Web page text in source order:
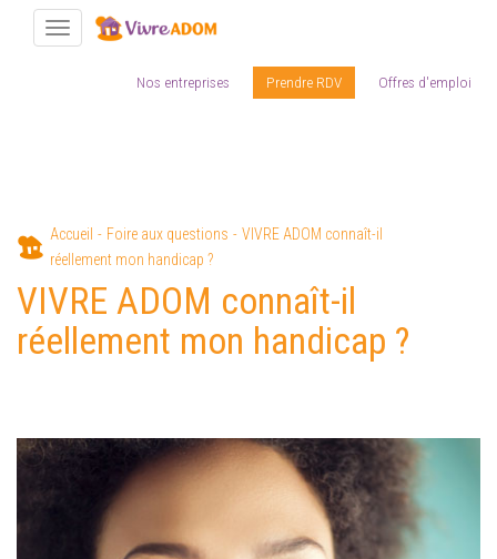
Aller
principal
Nos entreprises Prendre RDV Offres d'emploi
Toggle navigation
Accueil Foire aux questions
VIVRE ADOM connaît-il
réellement mon handicap ?
VIVRE ADOM connaît-il
réellement mon handicap ?